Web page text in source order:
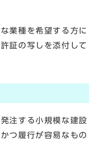
業種を希望する方に
証の写しを添付して
注する小規模な建設
つ履行が容易なもの